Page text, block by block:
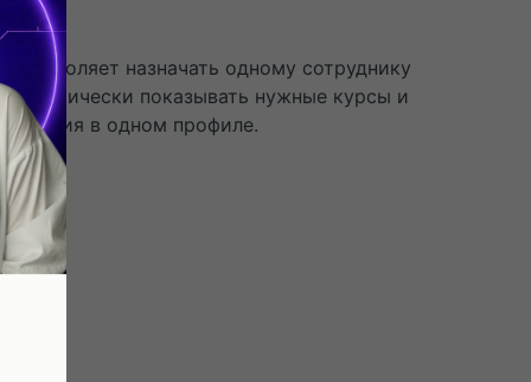
позволяет назначать одному сотруднику
показывать нужные курсы и
в одном профиле.